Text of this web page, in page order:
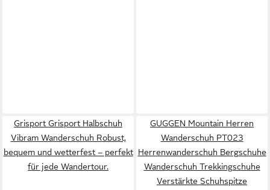
Grisport Grisport Halbschuh
Vibram Wanderschuh Robust,
bequem und wetterfest – perfekt
für jede Wandertour.
GUGGEN Mountain Herren
Wanderschuh PT023
Herrenwanderschuh Bergschuhe
Wanderschuh Trekkingschuhe
Verstärkte Schuhspitze